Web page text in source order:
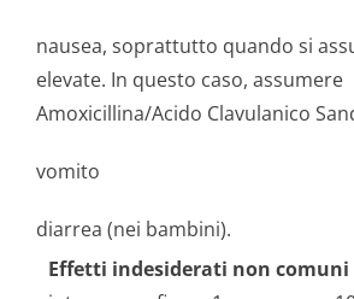
nausea, soprattutto quando si
elevate. In questo caso, assumere
Amoxicillina/Acido Clavulanico
vomito
diarrea (nei bambini).
Effetti indesiderati non comuni